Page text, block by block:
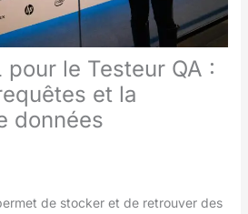
pour le Testeur QA :
et la
données
de stocker et de retrouver des